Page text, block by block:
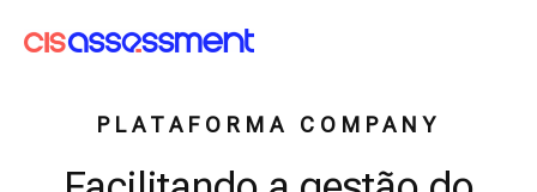
PLATAFORMA COMPANY